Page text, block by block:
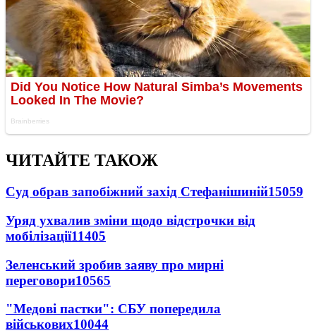
ЧИТАЙТЕ ТАКОЖ
Суд обрав запобіжний захід Стефанішиній15059
Уряд ухвалив зміни щодо відстрочки від
мобілізації11405
Зеленський зробив заяву про мирні
переговори10565
"Медові пастки": СБУ попередила
військових10044